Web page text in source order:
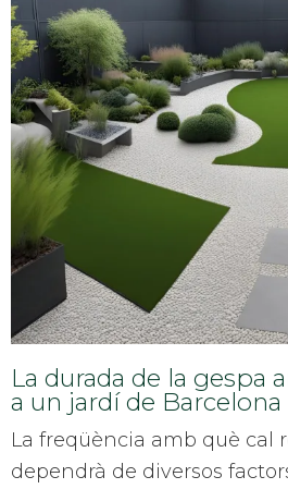
La durada de la gespa
a un jardí de Barcelona
La freqüència amb què cal
dependrà de diversos